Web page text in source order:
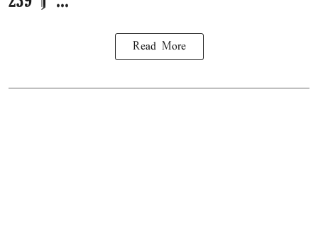
Read More